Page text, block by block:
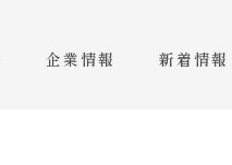
企業情報 新着情報